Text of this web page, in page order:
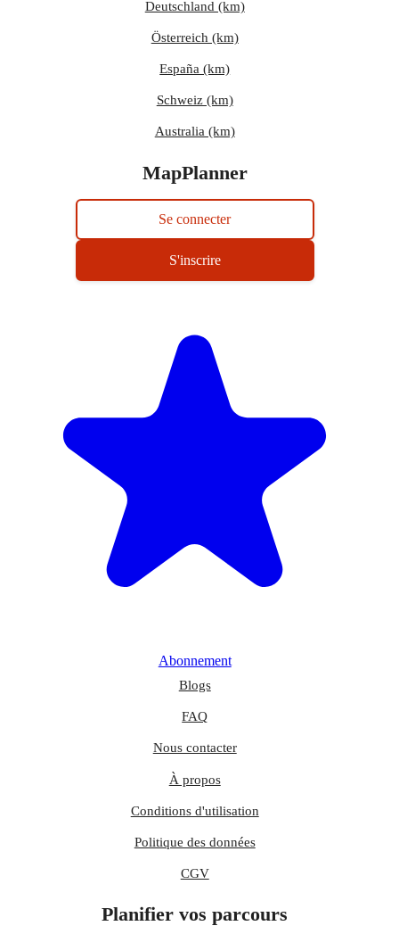
Deutschland (km)
Österreich (km)
España (km)
Schweiz (km)
Australia (km)
MapPlanner
Se connecter
S'inscrire
Abonnement
Blogs
FAQ
Nous contacter
À propos
Conditions d'utilisation
Politique des données
CGV
Planifier vos parcours